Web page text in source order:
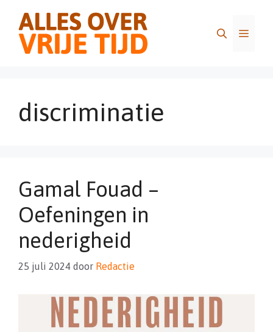
inhoud
Menu
discriminatie
Gamal Fouad –
Oefeningen in
nederigheid
25 juli 2024 door Redactie